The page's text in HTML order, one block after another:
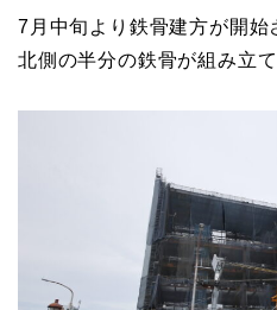
7月中旬より鉄骨建方が開始
北側の半分の鉄骨が組み立